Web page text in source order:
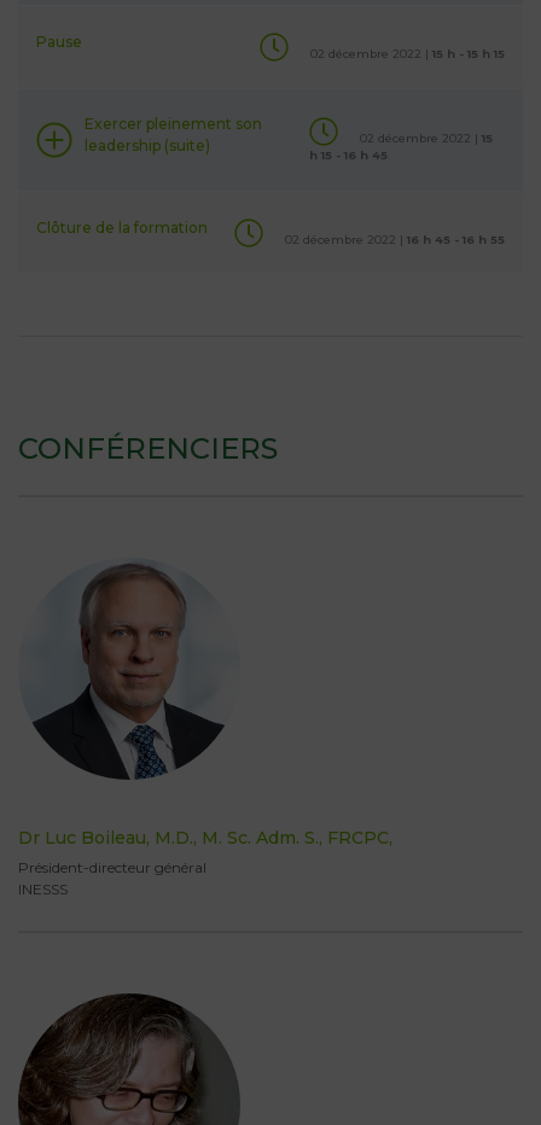
Pause
02 décembre 2022 | 15 h - 15 h 15
Exercer pleinement son
leadership (suite)
02 décembre 2022 |15
h 15 - 16 h 45
Clôture de la formation
02 décembre 2022 | 16 h 45 - 16 h 55
CONFÉRENCIERS
Dr Luc Boileau, M.D., M. Sc. Adm. S., FRCPC,
Président-directeur général
INESSS